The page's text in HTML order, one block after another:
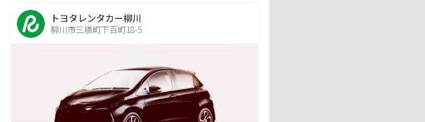
トヨタレンタカー柳川
柳川市三橋町下百町18-5